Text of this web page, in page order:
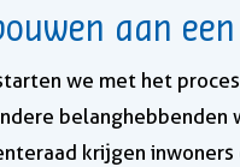
aan
we met het
krijgen